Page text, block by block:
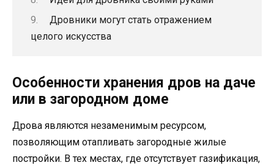
Дровники могут стать отражением
целого искусства
Особенности хранения дров на даче
или в загородном доме
Дрова являются незаменимым ресурсом,
позволяющим отапливать загородные жилые
постройки. В тех местах, где отсутствует газификация,